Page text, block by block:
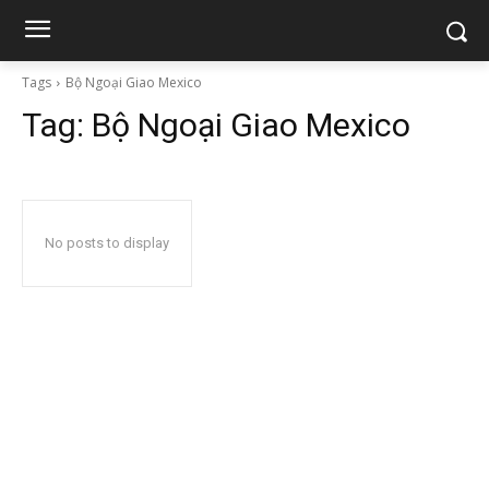
Tags Bộ Ngoại Giao Mexico
Tag: Bộ Ngoại Giao Mexico
No posts to display